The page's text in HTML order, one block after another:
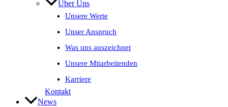
Über Uns
Unsere Werte
Unser Anspruch
Was uns auszeichnet
Unsere Mitarbeitenden
Karriere
Kontakt
News